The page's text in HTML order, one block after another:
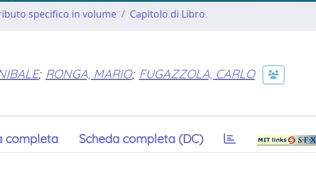
specifico in volume Capitolo di Libro
; RONGA, MARIO; FUGAZZOLA, CARLO
completa Scheda completa (DC)